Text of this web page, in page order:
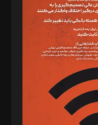
امان‌پور، سروش کرمیان،
فائزه فتحی